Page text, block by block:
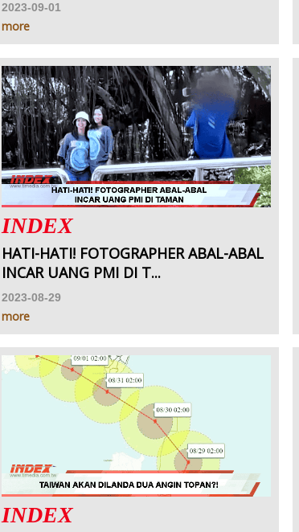
2023-09-01
more
INDEX
HATI-HATI! FOTOGRAPHER ABAL-ABAL
INCAR UANG PMI DI T...
2023-08-29
more
INDEX